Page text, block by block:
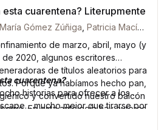
cuarentena? Literupmente
María Gómez Zúñiga Patricia Macías
de marzo, abril, mayo (y
2020, algunos escritores
de títulos aleatorios para
Porque ya habíamos hecho pan,
y convertido nuestro balcón
En esta antología hay autores
permanecerán en secreto por el
cuarentena?
historias para ofrecer a los
mucho mejor que tirarse por
los libros es que no caducan, así